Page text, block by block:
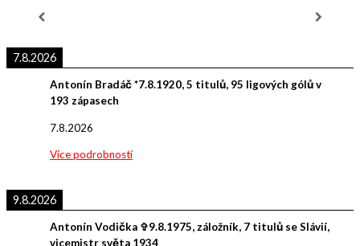
7.8.2026
Antonín Bradáč *7.8.1920, 5 titulů, 95 ligových gólů v
193 zápasech
7.8.2026
Více podrobností
9.8.2026
Antonín Vodička ✞9.8.1975, záložník, 7 titulů se Slávií,
vicemistr světa 1934